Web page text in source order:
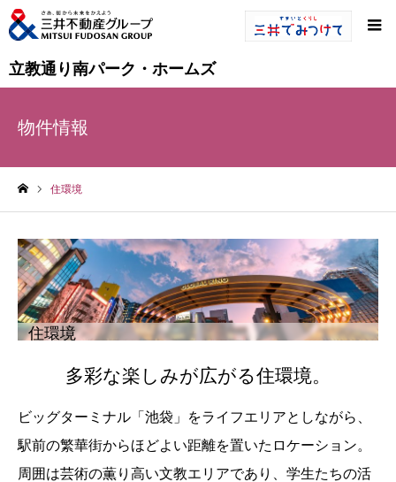
立教通り南パーク・ホームズ
物件情報
住環境
住環境
多彩な楽しみが広がる住環境。
ビッグターミナル「池袋」をライフエリアとしながら、
駅前の繁華街からほどよい距離を置いたロケーション。
周囲は芸術の薫り高い文教エリアであり、学生たちの活